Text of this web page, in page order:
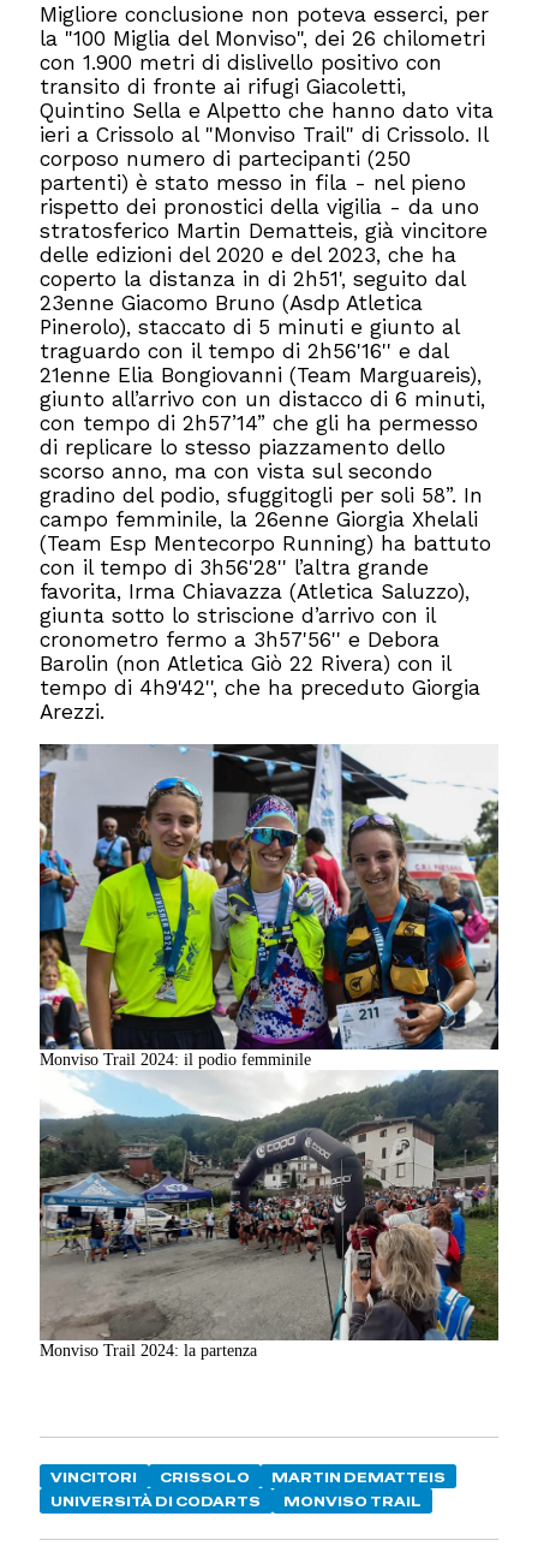
Migliore conclusione non poteva esserci, per
la "100 Miglia del Monviso", dei 26 chilometri
con 1.900 metri di dislivello positivo con
transito di fronte ai rifugi Giacoletti,
Quintino Sella e Alpetto che hanno dato vita
ieri a Crissolo al "Monviso Trail" di Crissolo. Il
corposo numero di partecipanti (250
partenti) è stato messo in fila - nel pieno
rispetto dei pronostici della vigilia - da uno
stratosferico Martin Dematteis, già vincitore
delle edizioni del 2020 e del 2023, che ha
coperto la distanza in di 2h51', seguito dal
23enne Giacomo Bruno (Asdp Atletica
Pinerolo), staccato di 5 minuti e giunto al
traguardo con il tempo di 2h56'16'' e dal
21enne Elia Bongiovanni (Team Marguareis),
giunto all’arrivo con un distacco di 6 minuti,
con tempo di 2h57’14” che gli ha permesso
di replicare lo stesso piazzamento dello
scorso anno, ma con vista sul secondo
gradino del podio, sfuggitogli per soli 58”. In
campo femminile, la 26enne Giorgia Xhelali
(Team Esp Mentecorpo Running) ha battuto
con il tempo di 3h56'28'' l’altra grande
favorita, Irma Chiavazza (Atletica Saluzzo),
giunta sotto lo striscione d’arrivo con il
cronometro fermo a 3h57'56'' e Debora
Barolin (non Atletica Giò 22 Rivera) con il
tempo di 4h9'42'', che ha preceduto Giorgia
Arezzi.
Monviso Trail 2024: il podio femminile
Monviso Trail 2024: la partenza
VINCITORI CRISSOLO
MARTIN DEMATTEIS
UNIVERSITÀ DI CODARTS
MONVISO TRAIL